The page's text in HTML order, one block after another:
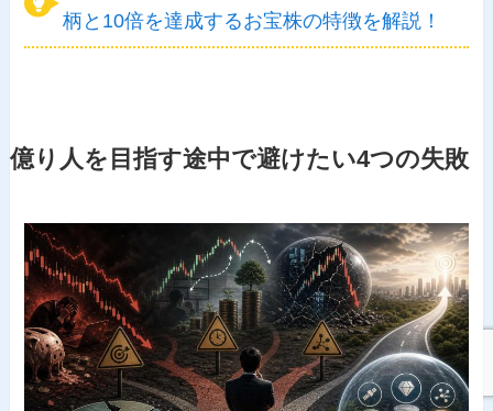
柄と10倍を達成するお宝株の特徴を解説！
億り人を目指す途中で避けたい4つの失敗